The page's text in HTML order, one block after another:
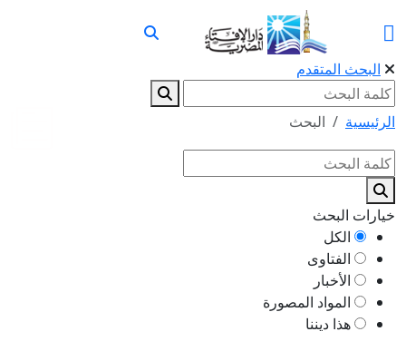
البحث المتقدم
الرئيسية البحث
خيارات البحث
الكل
الفتاوى
الأخبار
المواد المصورة
هذا ديننا